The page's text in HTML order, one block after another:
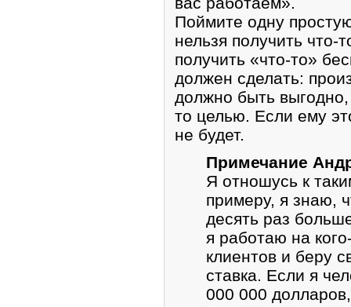
Поймите одну
нельзя получить что-
получить «что-то»
должен сделать:
должно быть
то целью. Если ему
не будет.
Примечание
Я отношусь к
примеру, я знаю,
десять раз
я работаю на
клиентов и беру
ставка. Если я
000 000